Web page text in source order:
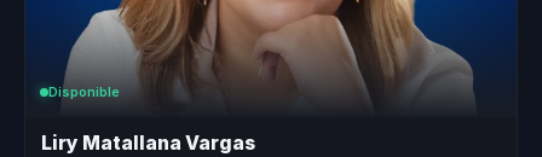
Disponible
Liry Matallana Vargas